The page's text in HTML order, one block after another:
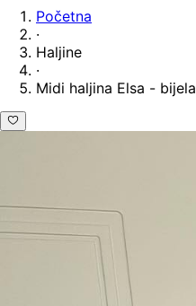
Početna
·
Haljine
·
Midi haljina Elsa - bijela